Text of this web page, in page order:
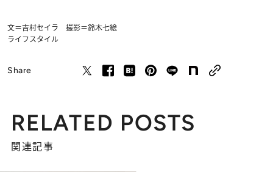
文＝吉村セイラ 撮影＝鈴木七絵
ライフスタイル
Share
RELATED POSTS
関連記事